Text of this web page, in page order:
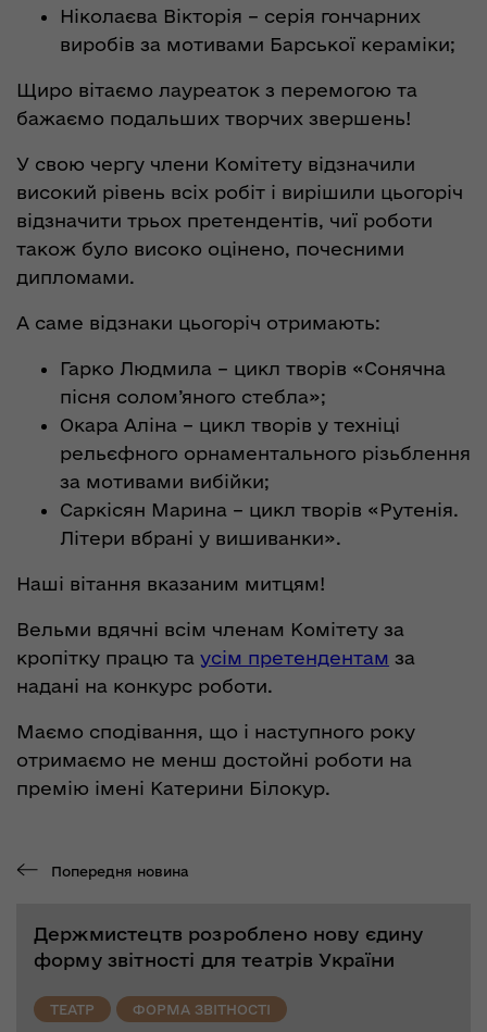
Ніколаєва Вікторія – серія гончарних
виробів за мотивами Барської кераміки;
Щиро вітаємо лауреаток з перемогою та
бажаємо подальших творчих звершень!
У свою чергу члени Комітету відзначили
високий рівень всіх робіт і вирішили цьогоріч
відзначити трьох претендентів, чиї роботи
також було високо оцінено, почесними
дипломами.
А саме відзнаки цьогоріч отримають:
Гарко Людмила – цикл творів «Сонячна
пісня солом’яного стебла»;
Окара Аліна – цикл творів у техніці
рельєфного орнаментального різьблення
за мотивами вибійки;
Саркісян Марина – цикл творів «Рутенія.
Літери вбрані у вишиванки».
Наші вітання вказаним митцям!
Вельми вдячні всім членам Комітету за
кропітку працю та усім претендентам за
надані на конкурс роботи.
Маємо сподівання, що і наступного року
отримаємо не менш достойні роботи на
премію імені Катерини Білокур.
Попередня новина
Держмистецтв розроблено нову єдину
форму звітності для театрів України
ТЕАТР ФОРМА ЗВІТНОСТІ